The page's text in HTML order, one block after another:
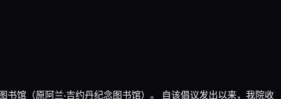
馆（原阿兰·吉约丹纪念图书馆）。 自该倡议发出以来，我院收